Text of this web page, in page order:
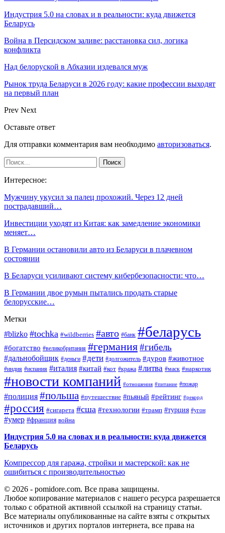
Индустрия 5.0 на словах и в реальности: куда движется
Беларусь
Война в Персидском заливе: расстановка сил, логика
конфликта
Над белоруской в Абхазии издевался муж
Рынок труда Беларуси в 2026 году: какие профессии выходят
на первый план
Prev Next
Оставьте ответ
Для отправки комментария вам необходимо авторизоваться.
Интересное:
Мужчину укусил за палец прохожий. Через 12 дней
пострадавший…
Инвестиции уходят из Китая: как замедление экономики
меняет…
В Германии остановили авто из Беларуси в плачевном
состоянии
В Беларуси усиливают систему кибербезопасности: что…
В Германии двое румын пытались продать старые
белорусские…
Метки
#blizko #tochka #wildberries #авто #банк #беларусь
#богатство #великобритания #германия#гибель
#дальнобойщик #деньги #дети #долгожитель #дуров #животное
#индия #испания #италия #китай #кот #кража #литва #маск #наркотик
#новости компаний #отношения #питание #пожар
#полиция #польша #путешествие #пьяный #рейтинг #рекорд
#россия #сигарета #сша #технологии #трамп #турция #угон
#умер #франция война
Индустрия 5.0 на словах и в реальности: куда движется
Беларусь
Компрессор для гаража, стройки и мастерской: как не
ошибиться с производительностью
© 2026 - pomidore.com. Все права защищены.
Любое копирование материалов с нашего ресурса разрешается
только с обратной активной ссылкой на страницу статьи.
Все материалы опубликованные на сайте взяты с открытых
источников и других порталов интернета, все права на